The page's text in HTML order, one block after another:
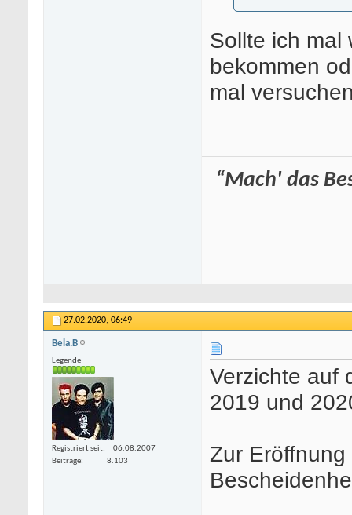
Sollte ich mal
bekommen
mal
“Mach' das
27.02.2020, 06:49
Bela.B
Legende
Registriert seit
06.08.2007
Beiträge
8.103
Verzichte auf
2019 und
Zur